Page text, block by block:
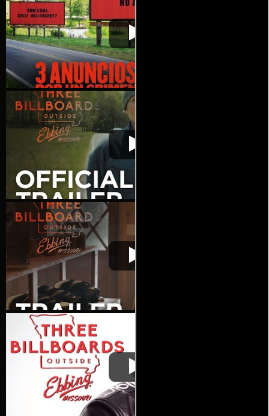
Tres avisos por un
crimen
Video de la película Tres avisos por
Tres avisos por un
Video de la película Tres avisos por
Tres avisos por un
crimen
Video de la película Tres avisos por
Tres avisos por un
Video de la película Tres avisos por